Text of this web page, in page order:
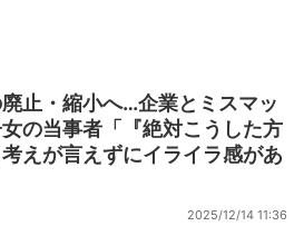
止・縮小へ…企業とミスマッ
の当事者「『絶対こうした方
えが言えずにイライラ感があ
2025/12/14 11:36